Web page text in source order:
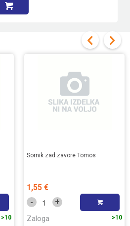
>10
Sornik zad.zavore Tomos
1,55 €
- +
Zaloga >10